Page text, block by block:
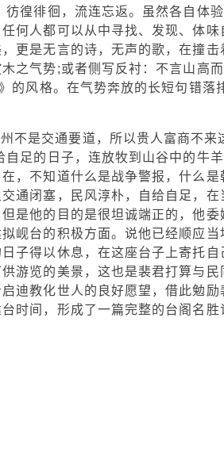
徨徘徊，流连忘返。虽然各自体验
何人都可以从中寻找、发现、体味
更是无言的诗，无声的歌，在撞击
之气势;或者侧写反衬：不言山高而
的风格。在气势奔放的长短句错落
不是交通要道，所以贵人富商不来
足的日子，连放牧到山谷中的牛羊
，不知道什么是战争警报，什么是
通闭塞，民风淳朴，自给自足，在
是他的目的是很坦诚端正的，他委
岘台的积极方面。说他已经顺应当
子得以休息，在这座台子上寄托自
游览的美景，这也是裴君打算与民
迪教化世人的良好愿望，借此勉励
时间，形成了一篇完整的台阁名胜